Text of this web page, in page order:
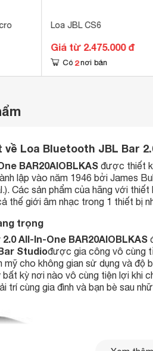
Loa JBL CS6
Giá từ 2.475.000 đ
Có 2 nơi bán
Loa Bluetooth JBL Bar
BAR20AIOBLKAS được thiết
lập vào năm 1946 bởi James
Các sản phẩm của hãng với
thế giới âm nhạc trong 1 thiết bị
trọng
All-In-One BAR20AIOBLKAS
Studiođược gia công vô cùng
mỹ cho không gian sử dụng và
bất kỳ nơi nào vô cùng tiện lợi khi
trí cùng gia đình và bạn bè sau